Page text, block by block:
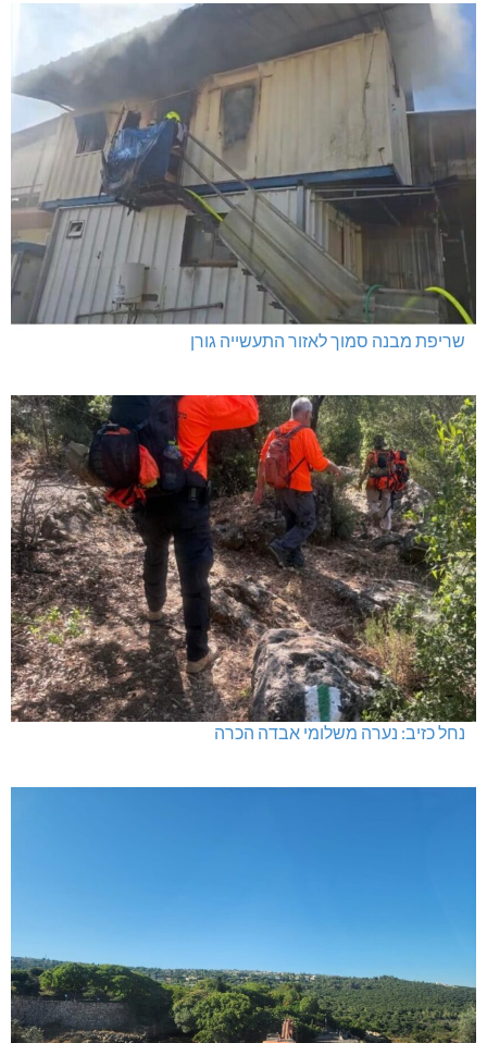
שריפת מבנה סמוך לאזור התעשייה גורן
נחל כזיב: נערה משלומי אבדה הכרה